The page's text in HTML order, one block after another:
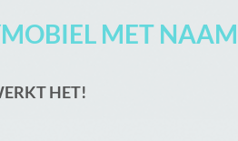
MET NAAM
HET!